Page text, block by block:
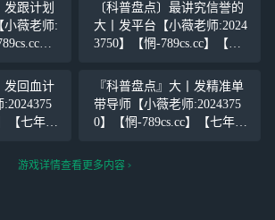
发跟计划
小薇老师:
】
谢生活，
代的那
我们的
〔科普盘点〕最讲究信誉的
大丨发平台【小薇老师:2024
3750】【惘-789cs.cc】【七
我们应该感谢生活，感谢人
生中有学生时代的那段美妙
的插曲，它使我们的人生因
发回血计
【七年无
谢人生中
『科普盘点』大丨发精准单
带导师【小薇老师:2024375
0】【惘-789cs.cc】【七年无
应该感谢生活，感谢人生中
游戏详情查看更多内容